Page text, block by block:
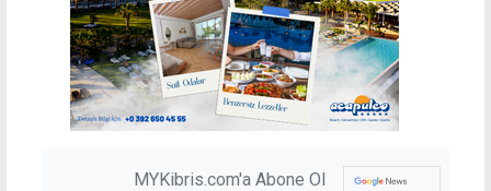
MYKibris.com'a Abone Ol